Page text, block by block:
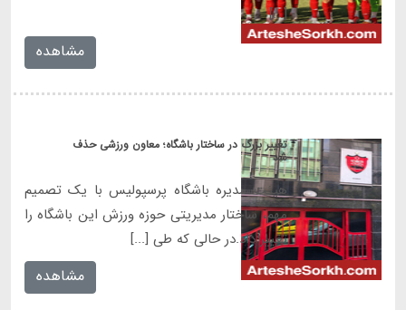
[...]
مشاهده
تغییر بزرگ در ساختار باشگاه؛ معاون ورزشی حذف
شد
هیئت مدیره باشگاه پرسپولیس با یک تصمیم
مهم، ساختار مدیریتی حوزه ورزش این باشگاه را
تغییر داد.در حالی که طی [...]
مشاهده